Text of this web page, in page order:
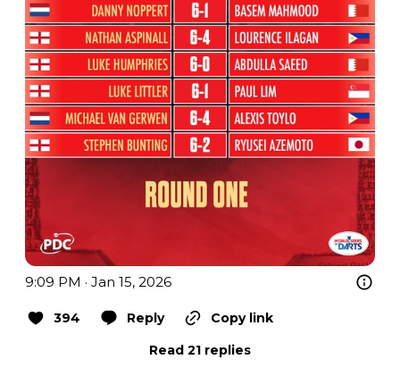
9:09 PM · Jan 15, 2026
394 Reply
Copy link
Read 21 replies